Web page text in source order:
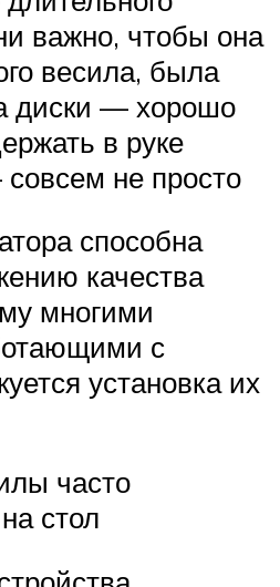
важно, чтобы она
весила, была
диски — хорошо
в руке
совсем не просто
способна
качества
многими
с
установка их
часто
стол